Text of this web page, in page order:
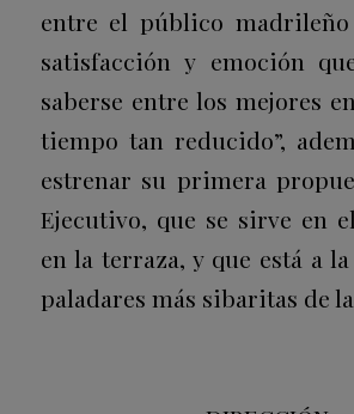
entre el público
satisfacción y emoción
saberse entre los mejores
tiempo tan reducido”,
estrenar su primera
Ejecutivo, que se sirve en
en la terraza, y que está a
paladares más sibaritas de